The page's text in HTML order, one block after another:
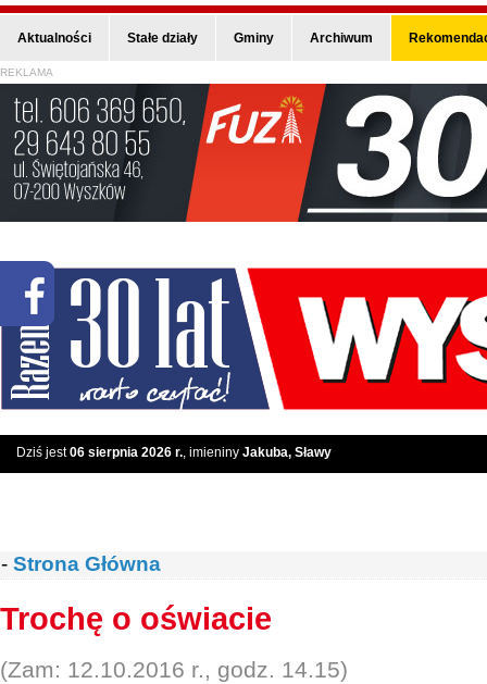
Aktualności Stałe działy Gminy Archiwum
REKLAMA
Dziś jest06 sierpnia 2026 r., imieniny Jakuba, Sławy
- Strona Główna
Trochę o oświacie
(Zam: 12.10.2016 r., godz. 14.15)